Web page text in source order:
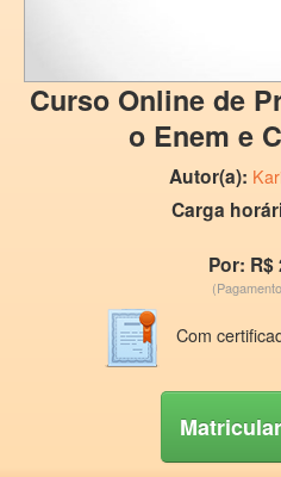
Curso Online de
o Enem e
Autor(a):
Carga
Por: R$
Com